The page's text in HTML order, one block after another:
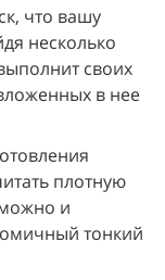
что вашу
несколько
своих
в нее
плотную
и
тонкий